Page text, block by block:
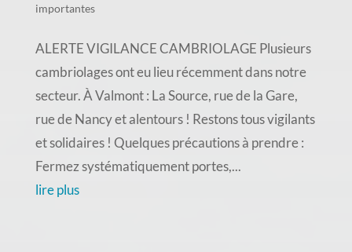
importantes
ALERTE VIGILANCE CAMBRIOLAGE Plusieurs
cambriolages ont eu lieu récemment dans notre
secteur. À Valmont : La Source, rue de la Gare,
rue de Nancy et alentours ! Restons tous vigilants
et solidaires ! Quelques précautions à prendre :
Fermez systématiquement portes,...
lire plus